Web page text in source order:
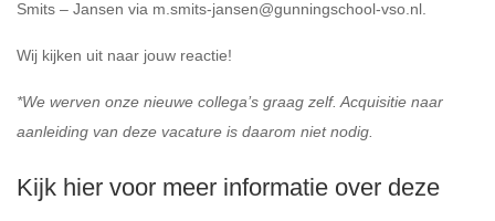
Smits – Jansen via m.smits-jansen@gunningschool-vso.nl.
Wij kijken uit naar jouw reactie!
*We werven onze nieuwe collega’s graag zelf. Acquisitie naar
aanleiding van deze vacature is daarom niet nodig.
Kijk hier voor meer informatie over deze